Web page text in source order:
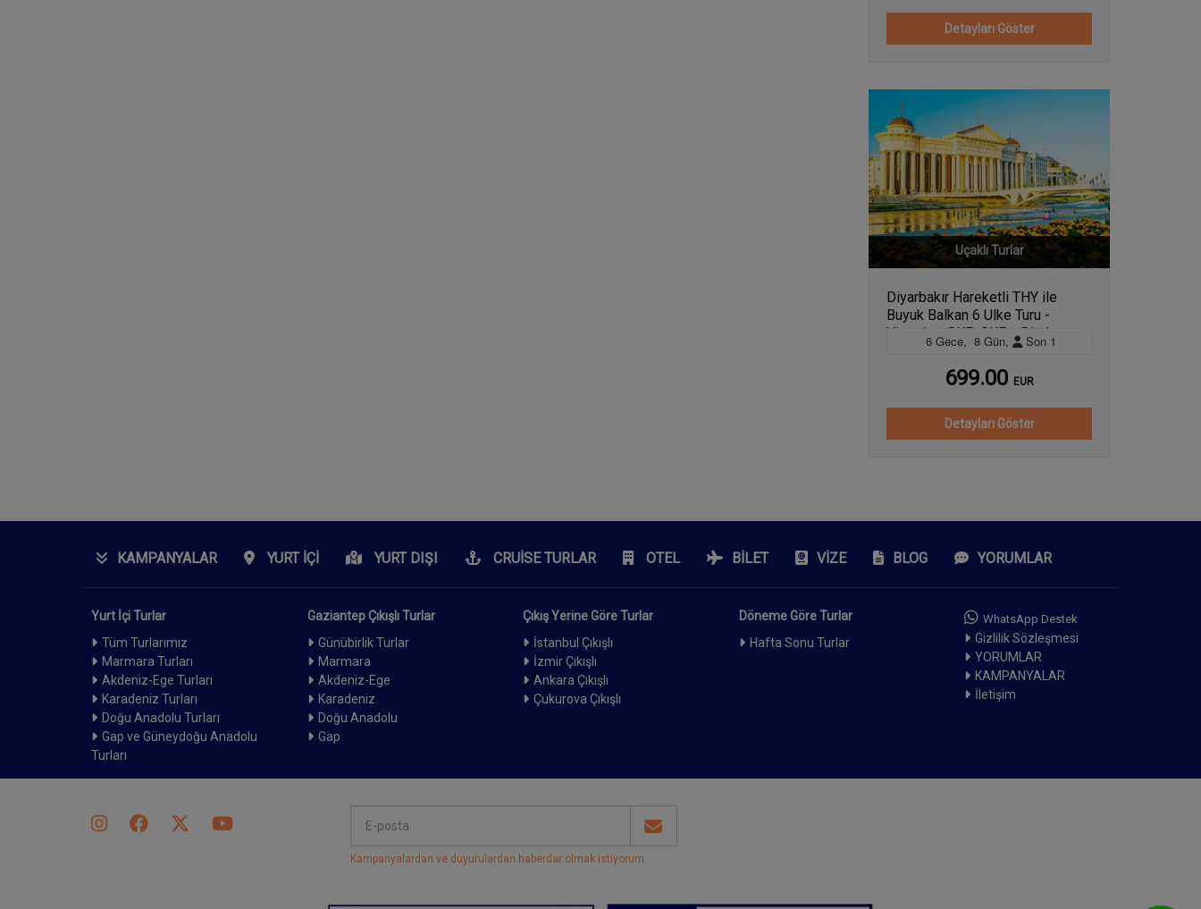
Detayları Göster
Uçaklı Turlar
Diyarbakır Hareketli THY ile
Buyuk Balkan 6 Ulke Turu -
Vizesiz - SKP-SKP - Direkt
Ucus (Tum Turlar, Aksam
Yemekleri ve Balkan Gecesi
6 Gece, 8 Gün, Son 1
699.00 EUR
Detayları Göster
KAMPANYALAR YURT İÇI YURT DIŞI CRUISE TURLAR OTEL BILET VIZE BLOG YORUMLAR
Yurt İçi Turlar
Tüm Turlarımız
Marmara Turları
Akdeniz-Ege Turları
Karadeniz Turları
Doğu Anadolu Turları
Gap ve Güneydoğu Anadolu
Turları
Gaziantep Çıkışlı Turlar
Günübirlik Turlar
Marmara
Akdeniz-Ege
Karadeniz
Doğu Anadolu
Gap
Çıkış Yerine Göre Turlar
İstanbul Çıkışlı
İzmir Çıkışlı
Ankara Çıkışlı
Çukurova Çıkışlı
Döneme Göre Turlar
Hafta Sonu Turlar
WhatsApp Destek
Gizlilik Sözleşmesi
YORUMLAR
KAMPANYALAR
İletişim
Kampanyalardan ve duyurulardan haberdar olmak istiyorum.